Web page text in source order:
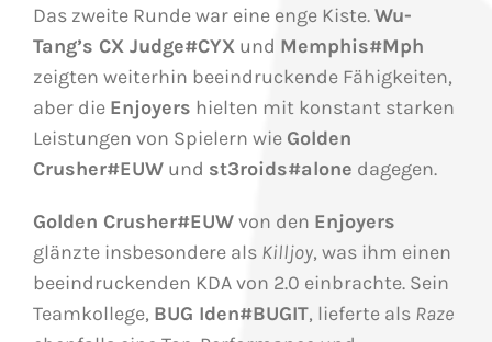
Das zweite Runde war eine enge Kiste.Wu-
Tang’s CX Judge#CYX und Memphis#Mph
zeigten weiterhin beeindruckende Fähigkeiten,
aber die Enjoyers hielten mit konstant starken
Leistungen von Spielern wie Golden
Crusher#EUW und st3roids#alone dagegen.
Golden Crusher#EUWvon den Enjoyers
glänzte insbesondere als Killjoy, was ihm einen
beeindruckenden KDA von 2.0 einbrachte. Sein
Teamkollege, BUG Iden#BUGIT, lieferte als Raze